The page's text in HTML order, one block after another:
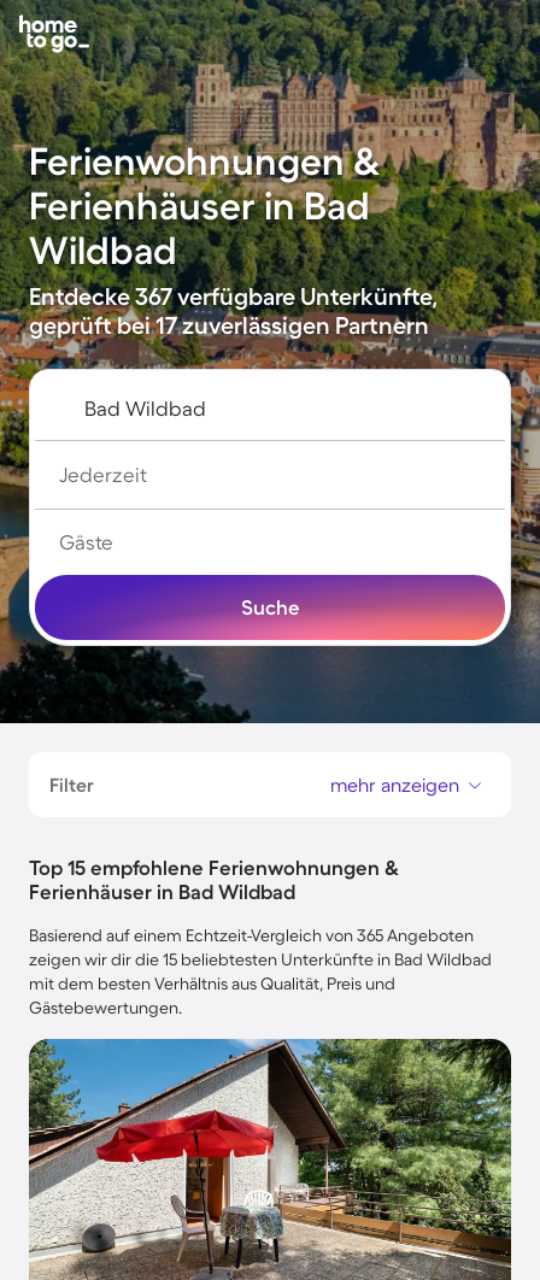
Ferienwohnungen &
Ferienhäuser in Bad
Wildbad
Entdecke 367 verfügbare Unterkünfte,
geprüft bei 17 zuverlässigen Partnern
Jederzeit
Gäste
Suche
Filter mehr anzeigen
Top 15 empfohlene Ferienwohnungen &
Ferienhäuser in Bad Wildbad
Basierend auf einem Echtzeit-Vergleich von 365 Angeboten
zeigen wir dir die 15 beliebtesten Unterkünfte in Bad Wildbad
mit dem besten Verhältnis aus Qualität, Preis und
Gästebewertungen.